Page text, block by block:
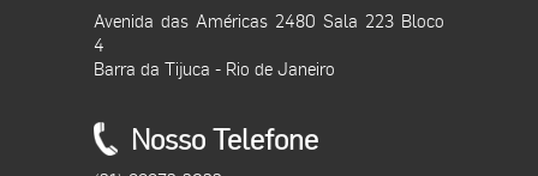
Avenida das Américas 2480 Sala 223 Bloco
4
Barra da Tijuca - Rio de Janeiro
Nosso Telefone